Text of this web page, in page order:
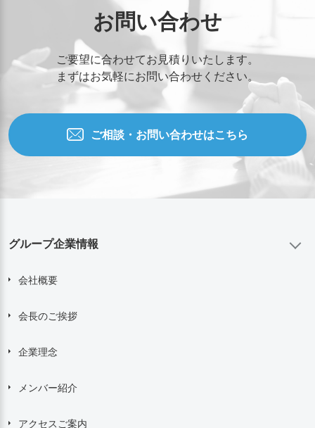
お問い合わせ
ご要望に合わせてお見積りいたします。
まずはお気軽にお問い合わせください。
ご相談・お問い合わせはこちら
グループ企業情報
会社概要
会長のご挨拶
企業理念
メンバー紹介
アクセスご案内